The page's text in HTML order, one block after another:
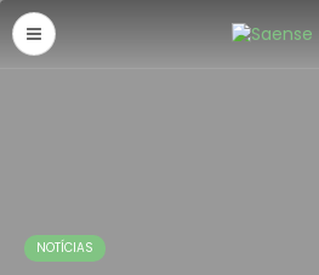
NOTÍCIAS